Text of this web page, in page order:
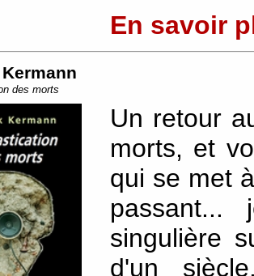
En savoir
des morts
Un retour
morts, et
qui se met
singulière
d'un